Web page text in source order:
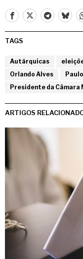
TAGS
Autárquicas
Orlando Alves
Presidente da
ARTIGOS